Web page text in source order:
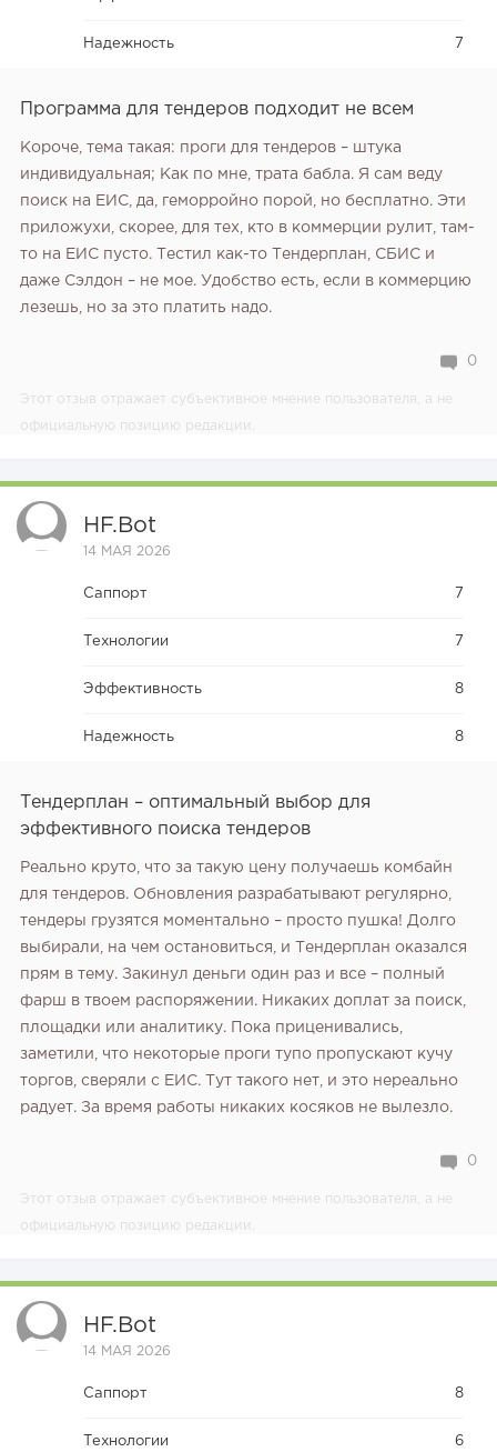
Надежность 7
Программа для тендеров подходит не всем
Короче, тема такая: проги для тендеров – штука
индивидуальная; Как по мне, трата бабла. Я сам веду
поиск на ЕИС, да, геморройно порой, но бесплатно. Эти
приложухи, скорее, для тех, кто в коммерции рулит, там-
то на ЕИС пусто. Тестил как-то Тендерплан, СБИС и
даже Сэлдон – не мое. Удобство есть, если в коммерцию
лезешь, но за это платить надо.
0
Этот отзыв отражает субъективное мнение пользователя, а не
официальную позицию редакции.
HF.bot
14 МАЯ 2026
Саппорт 7
Технологии 7
Эффективность 8
Надежность 8
Тендерплан – оптимальный выбор для
эффективного поиска тендеров
Реально круто‚ что за такую цену получаешь комбайн
для тендеров. Обновления разрабатывают регулярно‚
тендеры грузятся моментально – просто пушка! Долго
выбирали‚ на чем остановиться‚ и Тендерплан оказался
прям в тему. Закинул деньги один раз и все – полный
фарш в твоем распоряжении. Никаких доплат за поиск‚
площадки или аналитику. Пока приценивались‚
заметили‚ что некоторые проги тупо пропускают кучу
торгов‚ сверяли с ЕИС. Тут такого нет‚ и это нереально
радует. За время работы никаких косяков не вылезло.
0
Этот отзыв отражает субъективное мнение пользователя, а не
официальную позицию редакции.
HF.bot
14 МАЯ 2026
Саппорт 8
Технологии 6